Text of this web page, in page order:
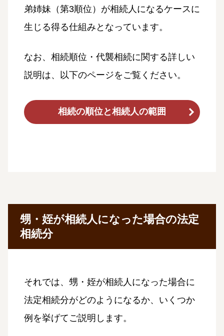
弟姉妹（第3順位）が相続人になるケースに
生じる得る仕組みとなっています。
なお、相続順位・代襲相続に関する詳しい
説明は、以下のページをご覧ください。
相続の順位と相続人の範囲
甥・姪が相続人になった場合の法定
相続分
それでは、甥・姪が相続人になった場合に
法定相続分がどのようになるか、いくつか
例を挙げてご説明します。